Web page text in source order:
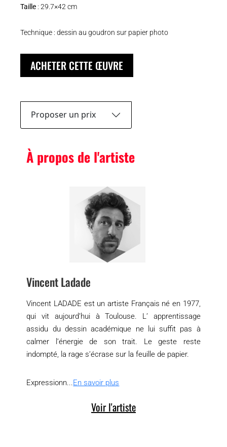
Taille : 29.7×42 cm
Technique : dessin au goudron sur papier photo
ACHETER CETTE ŒUVRE
Proposer un prix
À propos de l'artiste
Vincent Ladade
Vincent LADADE est un artiste Français né en 1977,
qui vit aujourd’hui à Toulouse. L’ apprentissage
assidu du dessin académique ne lui suffit pas à
calmer l’énergie de son trait. Le geste reste
indompté, la rage s’écrase sur la feuille de papier.
Expressionn...En savoir plus
Voir l'artiste